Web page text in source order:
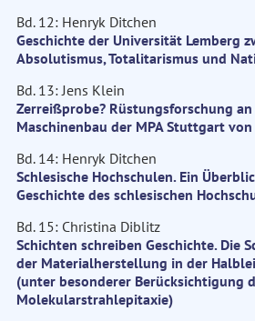
Bd. 12: Henryk Ditchen
Geschichte der Universität Lemberg
Absolutismus, Totalitarismus und
Bd. 13: Jens Klein
Zerreißprobe? Rüstungsforschung
Maschinenbau der MPA Stuttgart
Bd. 14: Henryk Ditchen
Schlesische Hochschulen. Ein
Geschichte des schlesischen
Bd. 15: Christina Diblitz
Schichten schreiben Geschichte. Die
der Materialherstellung in der
(unter besonderer Berücksichtigung
Molekularstrahlepitaxie)